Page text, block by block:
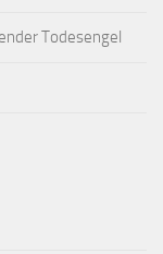
Todesengel